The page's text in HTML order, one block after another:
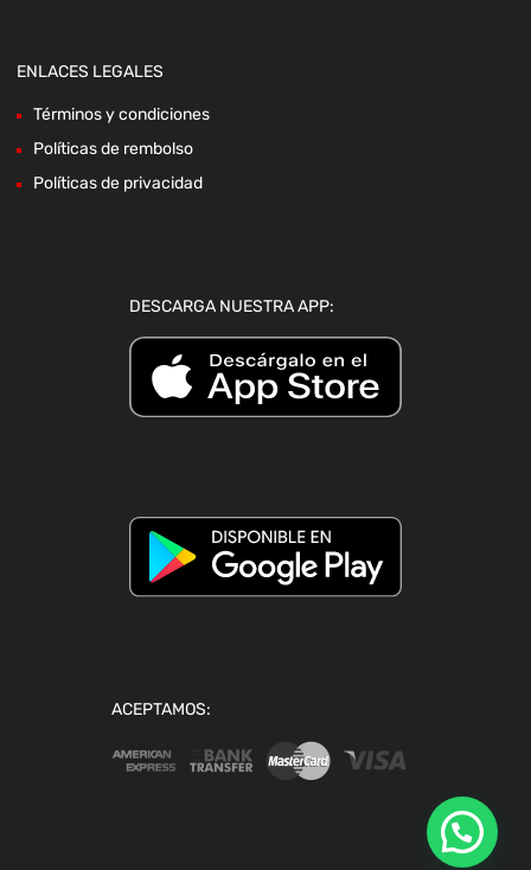
ENLACES LEGALES
Términos y condiciones
Políticas de rembolso
Políticas de privacidad
DESCARGA NUESTRA APP:
ACEPTAMOS: